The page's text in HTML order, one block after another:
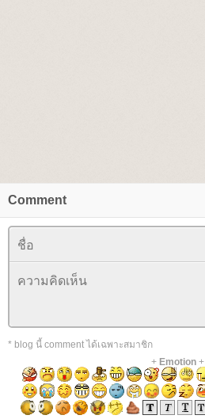
Comment
* blog นี้ comment ได้เฉพาะสมาชิก
+ Emotion+